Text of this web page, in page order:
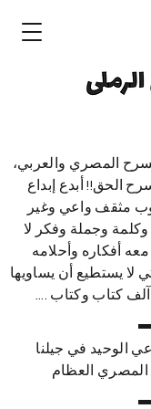
المصري والعربي،
الحق!! أبدع إبداع
مثقف واعي وغير
وجملة وفكر لا
أفكاره وأحلامه
لا يستطيع أن يساويها
آلف كتاب وكتاب ....
الوحيد في جيلنا
العظام